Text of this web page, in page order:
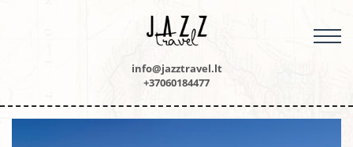
info@jazztravel.lt
+37060184477